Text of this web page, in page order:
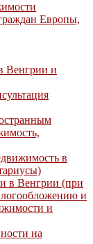
Европы,
Венгрии и
в
в Венгрии (при
и
и
на